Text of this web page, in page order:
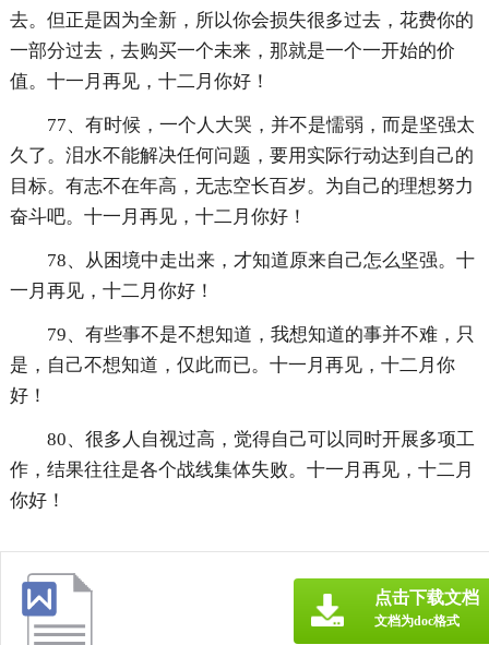
去。但正是因为全新，所以你会损失很多过去，花费你的
一部分过去，去购买一个未来，那就是一个一开始的价
值。十一月再见，十二月你好！
77、有时候，一个人大哭，并不是懦弱，而是坚强太
久了。泪水不能解决任何问题，要用实际行动达到自己的
目标。有志不在年高，无志空长百岁。为自己的理想努力
奋斗吧。十一月再见，十二月你好！
78、从困境中走出来，才知道原来自己怎么坚强。十
一月再见，十二月你好！
79、有些事不是不想知道，我想知道的事并不难，只
是，自己不想知道，仅此而已。十一月再见，十二月你
好！
80、很多人自视过高，觉得自己可以同时开展多项工
作，结果往往是各个战线集体失败。十一月再见，十二月
你好！
点击下载文档
文档为doc格式